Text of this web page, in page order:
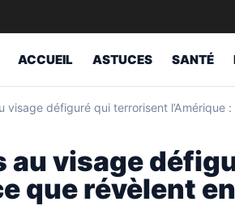
ACCUEIL ASTUCES SANTÉ
visage défiguré qui terrorisent
au visage
que révèlent